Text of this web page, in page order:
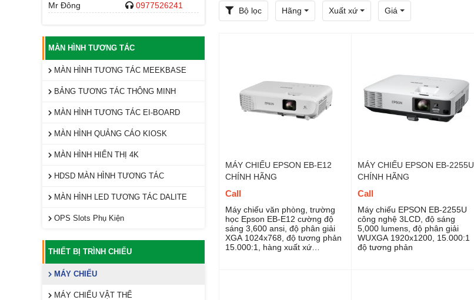
Mr Đông
0977526241
MÀN HÌNH TƯƠNG TÁC
MÀN HÌNH TƯƠNG TÁC MEEKBASE
BẢNG TƯƠNG TÁC THÔNG MINH
MÀN HÌNH TƯƠNG TÁC EI-BOARD
MÀN HÌNH QUẢNG CÁO KIOSK
MÀN HÌNH HIỂN THỊ 4K
HDSD MÀN HÌNH TƯƠNG TÁC
MÀN HÌNH LED TƯƠNG TÁC DALITE
OPS Slots Phụ Kiện
THIẾT BỊ TRÌNH CHIẾU
MÁY CHIẾU
MÁY CHIẾU VẬT THỂ
Bộ lọc Hãng Xuất xứ Giá
MÁY CHIẾU EPSON EB-E12
CHÍNH HÃNG
Call
Máy chiếu văn phòng, trường
học Epson EB-E12 cường độ
sáng 3,600 ansi, độ phân giải
XGA 1024x768, độ tương phản
15.000:1, hàng xuất xứ
MÁY CHIẾU EPSON EB-2255U
CHÍNH HÃNG
Call
Máy chiếu EPSON EB-2255U
công nghệ 3LCD, độ sáng
5,000 lumens, độ phân giải
WUXGA 1920x1200, 15.000:1
độ tương phản